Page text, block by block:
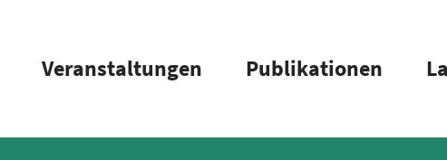
Veranstaltungen Publikationen